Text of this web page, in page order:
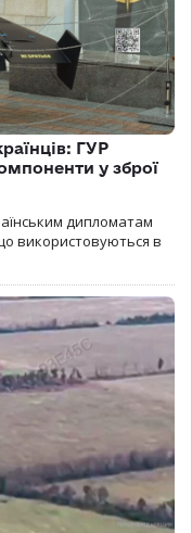
ГУР
у зброї
дипломатам
використовуються в